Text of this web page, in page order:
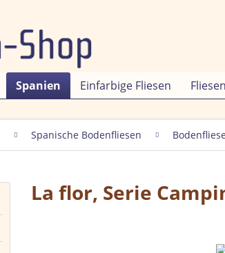
Spanien Einfarbige Fliesen
Spanische Bodenfliesen
La flor, Serie